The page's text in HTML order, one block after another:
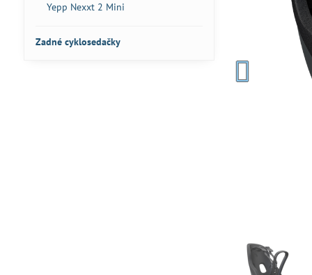
Yepp Nexxt 2 Mini
Zadné cyklosedačky